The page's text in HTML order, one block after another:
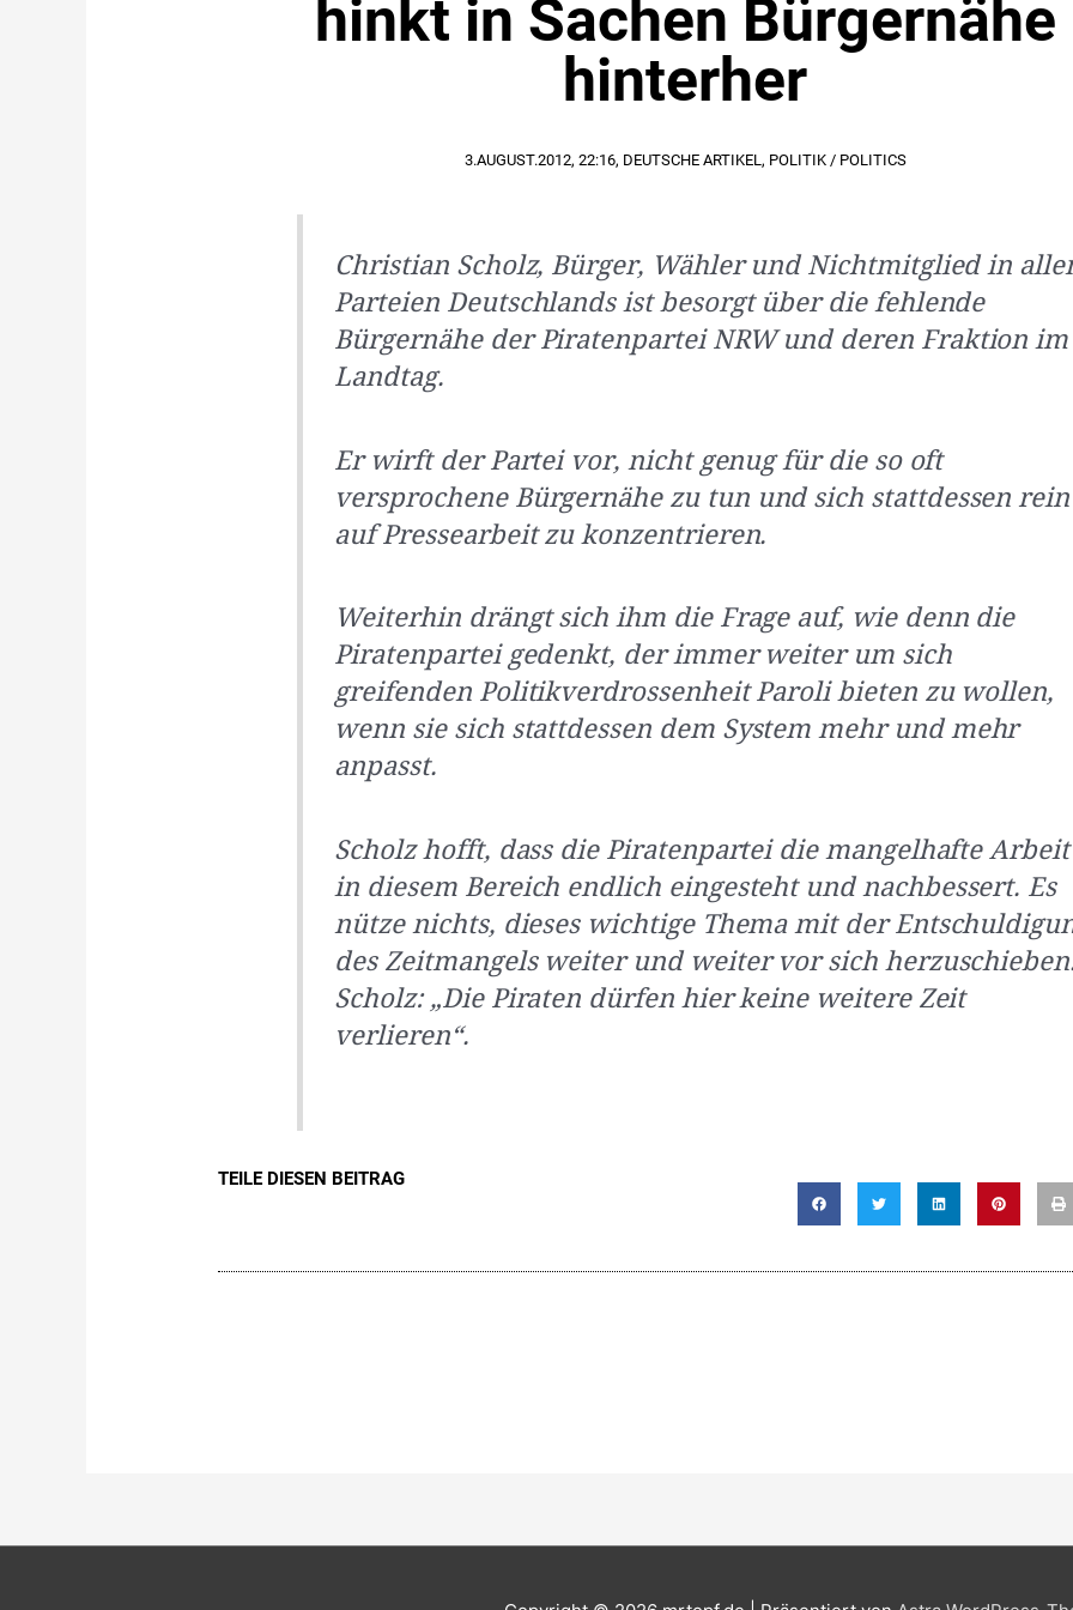
hinkt in Sachen Bürgernähe
hinterher
3.AUGUST.2012, 22:16, DEUTSCHE ARTIKEL, POLITIK / POLITICS
Christian Scholz, Bürger, Wähler und Nichtmitglied in
Parteien Deutschlands ist besorgt über die fehlende
Bürgernähe der Piratenpartei NRW und deren Fraktion im
Landtag.
Er wirft der Partei vor, nicht genug für die so oft
versprochene Bürgernähe zu tun und sich stattdessen rein
auf Pressearbeit zu konzentrieren.
Weiterhin drängt sich ihm die Frage auf, wie denn die
Piratenpartei gedenkt, der immer weiter um sich
greifenden Politikverdrossenheit Paroli bieten zu wollen,
wenn sie sich stattdessen dem System mehr und mehr
anpasst.
Scholz hofft, dass die Piratenpartei die mangelhafte Arbeit
in diesem Bereich endlich eingesteht und nachbessert. Es
nütze nichts, dieses wichtige Thema mit der
des Zeitmangels weiter und weiter vor sich
Scholz: „Die Piraten dürfen hier keine weitere Zeit
verlieren“.
TEILE DIESEN BEITRAG